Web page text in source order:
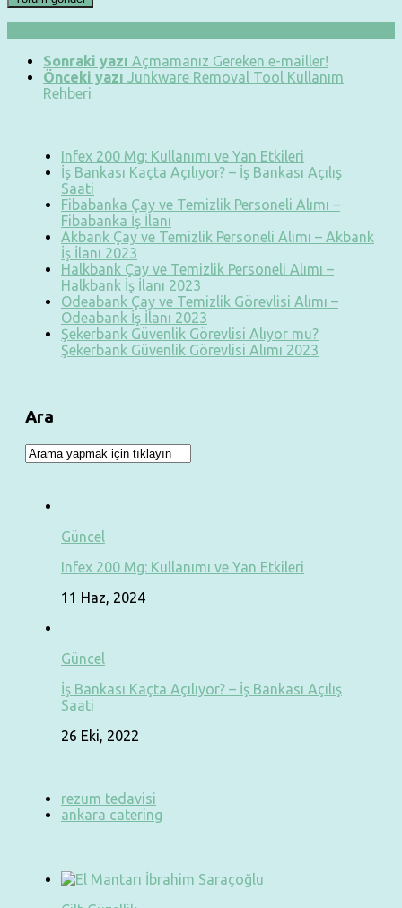
Sonraki yazı Açmamanız Gereken e-mailler!
Önceki yazı Junkware Removal Tool Kullanım
Rehberi
Infex 200 Mg: Kullanımı ve Yan Etkileri
İş Bankası Kaçta Açılıyor? – İş Bankası Açılış
Saati
Fibabanka Çay ve Temizlik Personeli Alımı –
Fibabanka İş İlanı
Akbank Çay ve Temizlik Personeli Alımı – Akbank
İş İlanı 2023
Halkbank Çay ve Temizlik Personeli Alımı –
Halkbank İş İlanı 2023
Odeabank Çay ve Temizlik Görevlisi Alımı –
Odeabank İş İlanı 2023
Şekerbank Güvenlik Görevlisi Alıyor mu?
Şekerbank Güvenlik Görevlisi Alımı 2023
Ara
Güncel
Infex 200 Mg: Kullanımı ve Yan Etkileri
11 Haz, 2024
Güncel
İş Bankası Kaçta Açılıyor? – İş Bankası Açılış
Saati
26 Eki, 2022
rezum tedavisi
ankara catering